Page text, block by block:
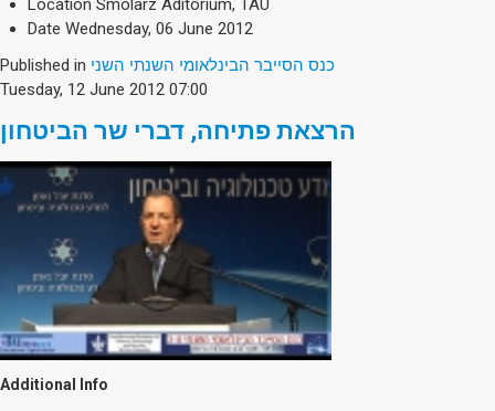
Location Smolarz Aditorium, TAU
Date Wednesday, 06 June 2012
Published in כנס הסייבר הבינלאומי השנתי השני
Tuesday, 12 June 2012 07:00
הרצאת פתיחה, דברי שר הביטחון
Additional Info